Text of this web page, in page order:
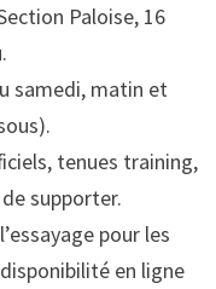
Paloise, 16
samedi, matin et
tenues training,
supporter.
pour les
en ligne